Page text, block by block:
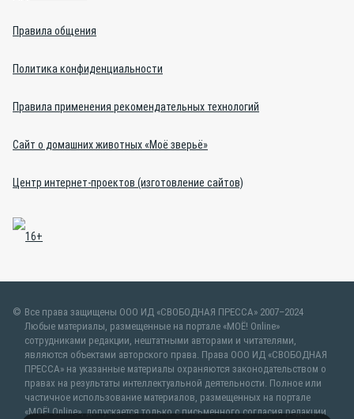
Правила общения
Политика конфиденциальности
Правила применения рекомендательных технологий
Сайт о домашних животных «Моё зверьё»
Центр интернет-проектов (изготовление сайтов)
Все права защищены ООО ИД «СВОБОДНАЯ ПРЕССА» 2007–2024
Любые материалы, размещенные на портале «МОЁ! Online»
сотрудниками редакции, нештатными авторами и читателями,
являются объектами авторского права. Права ООО ИД «СВОБОДНАЯ
ПРЕССА» на указанные материалы охраняются законодательством о
правах на результаты интеллектуальной деятельности. Полное или
частичное использование материалов, размещенных на портале
«МОЁ! Online», допускается только с письменного согласия редакции